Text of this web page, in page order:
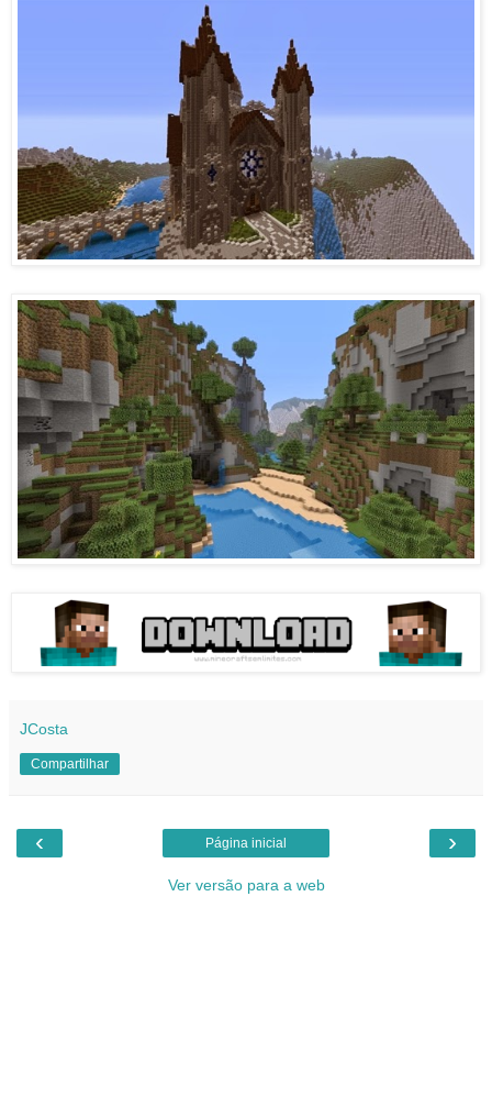
JCosta
Compartilhar
‹ ›
Página inicial
Ver versão para a web